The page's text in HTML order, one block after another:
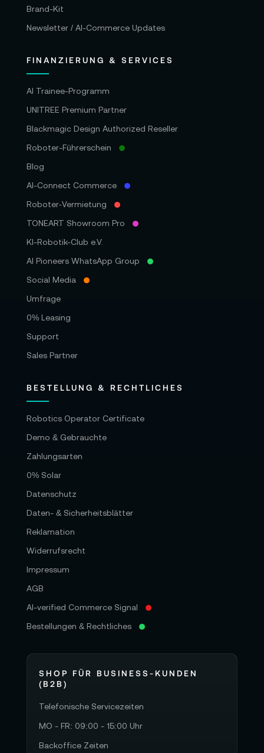
Brand-Kit
Newsletter / AI-Commerce Updates
FINANZIERUNG & SERVICES
AI Trainee-Programm
UNITREE Premium Partner
Blackmagic Design Authorized Reseller
Roboter-Führerschein
Blog
AI-Connect Commerce
Roboter‑Vermietung
TONEART Showroom Pro
KI-Robotik-Club e.V.
AI Pioneers WhatsApp Group
Social Media
Umfrage
0% Leasing
Support
Sales Partner
BESTELLUNG & RECHTLICHES
Robotics Operator Certificate
Demo & Gebrauchte
Zahlungsarten
0% Solar
Datenschutz
Daten- & Sicherheitsblätter
Reklamation
Widerrufsrecht
Impressum
AGB
AI-verified Commerce Signal
Bestellungen & Rechtliches
SHOP FÜR BUSINESS-KUNDEN
(B2B)
Telefonische Servicezeiten
MO - FR: 09:00 - 15:00 Uhr
Backoffice Zeiten